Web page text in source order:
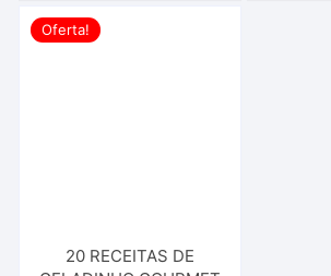
Oferta!
20 RECEITAS DE